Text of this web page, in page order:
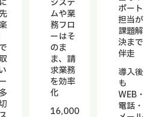
システ
ムや業
務フロ
ーはそ
のま
ま、請
求業務
を効率
化
16,000
ポート
担当が
課題解
決まで
伴走
導入後
も
WEB・
電話・